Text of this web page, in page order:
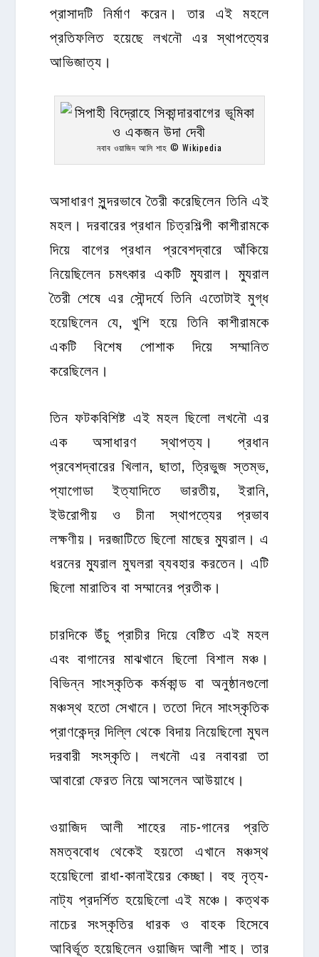
প্রাসাদটি নির্মাণ করেন। তার এই মহলে
প্রতিফলিত হয়েছে লখনৌ এর স্থাপত্যের
আভিজাত্য।
নবাব ওয়াজিদ আলি শাহ © Wikipedia
অসাধারণ সুন্দরভাবে তৈরী করেছিলেন তিনি এই
মহল। দরবারের প্রধান চিত্রশিল্পী কাশীরামকে
দিয়ে বাগের প্রধান প্রবেশদ্বারে আঁকিয়ে
নিয়েছিলেন চমৎকার একটি ম্যুরাল। ম্যুরাল
তৈরী শেষে এর সৌন্দর্যে তিনি এতোটাই মুগ্ধ
হয়েছিলেন যে, খুশি হয়ে তিনি কাশীরামকে
একটি বিশেষ পোশাক দিয়ে সম্মানিত
করেছিলেন।
তিন ফটকবিশিষ্ট এই মহল ছিলো লখনৌ এর
এক অসাধারণ স্থাপত্য। প্রধান
প্রবেশদ্বারের খিলান, ছাতা, ত্রিভুজ স্তম্ভ,
প্যাগোডা ইত্যাদিতে ভারতীয়, ইরানি,
ইউরোপীয় ও চীনা স্থাপত্যের প্রভাব
লক্ষণীয়। দরজাটিতে ছিলো মাছের ম্যুরাল। এ
ধরনের ম্যুরাল মুঘলরা ব্যবহার করতেন। এটি
ছিলো মারাতিব বা সম্মানের প্রতীক।
চারদিকে উঁচু প্রাচীর দিয়ে বেষ্টিত এই মহল
এবং বাগানের মাঝখানে ছিলো বিশাল মঞ্চ।
বিভিন্ন সাংস্কৃতিক কর্মকান্ড বা অনুষ্ঠানগুলো
মঞ্চস্থ হতো সেখানে। ততো দিনে সাংস্কৃতিক
প্রাণকেন্দ্র দিল্লি থেকে বিদায় নিয়েছিলো মুঘল
দরবারী সংস্কৃতি। লখনৌ এর নবাবরা তা
আবারো ফেরত নিয়ে আসলেন আউয়াধে।
ওয়াজিদ আলী শাহের নাচ-গানের প্রতি
মমত্ববোধ থেকেই হয়তো এখানে মঞ্চস্থ
হয়েছিলো রাধা-কানাইয়ের কেচ্ছা। বহু নৃত্য-
নাট্য প্রদর্শিত হয়েছিলো এই মঞ্চে। কত্থক
নাচের সংস্কৃতির ধারক ও বাহক হিসেবে
আবির্ভূত হয়েছিলেন ওয়াজিদ আলী শাহ। তার